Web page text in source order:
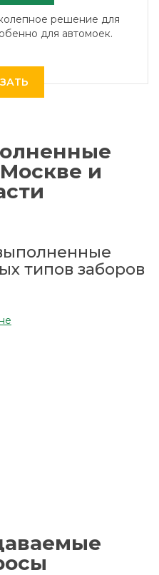
решение для
для автомоек.
и
типов заборов